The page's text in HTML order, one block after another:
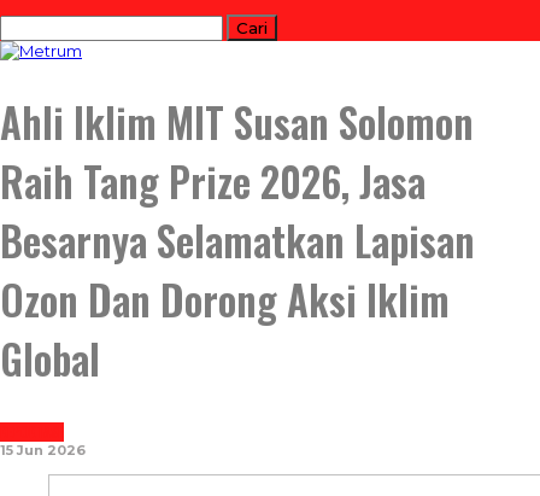
Ahli Iklim MIT Susan Solomon
Raih Tang Prize 2026, Jasa
Besarnya Selamatkan Lapisan
Ozon Dan Dorong Aksi Iklim
Global
15 Jun 2026